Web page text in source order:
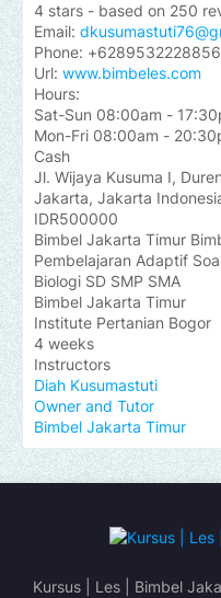
4 stars - based on 250
Email:
Phone:
Url: www.bimbeles.com
Hours:
Sat-Sun 08:00am -
Mon-Fri 08:00am -
Cash
Jl. Wijaya Kusuma I,
Jakarta, Jakarta
IDR500000
Bimbel Jakarta Timur
Pembelajaran Adaptif
Biologi SD SMP SMA
Bimbel Jakarta Timur
Institute Pertanian Bogor
4 weeks
Instructors
Diah Kusumastuti
Owner and Tutor
Bimbel Jakarta Timur
Kursus | Les | Bimbel